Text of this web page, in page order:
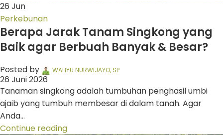
26 Jun
Perkebunan
Berapa Jarak Tanam Singkong yang
Baik agar Berbuah Banyak & Besar?
Posted by WAHYU NURWIJAYO, SP
26 Juni 2026
Tanaman singkong adalah tumbuhan penghasil umbi
ajaib yang tumbuh membesar di dalam tanah. Agar
Anda...
Continue reading